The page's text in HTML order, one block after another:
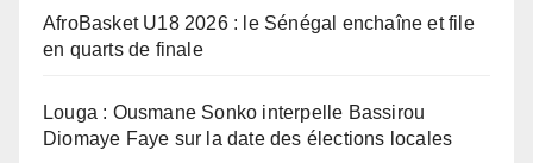
AfroBasket U18 2026 : le Sénégal enchaîne et file
en quarts de finale
Louga : Ousmane Sonko interpelle Bassirou
Diomaye Faye sur la date des élections locales